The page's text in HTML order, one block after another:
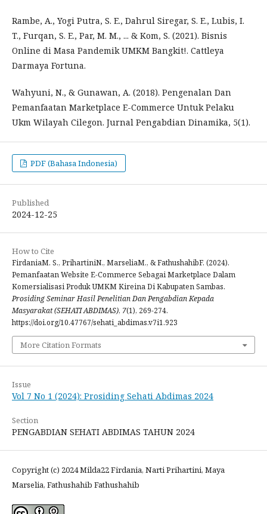
Rambe, A., Yogi Putra, S. E., Dahrul Siregar, S. E., Lubis, I.
T., Furqan, S. E., Par, M. M., ... & Kom, S. (2021). Bisnis
Online di Masa Pandemik UMKM Bangkit!. Cattleya
Darmaya Fortuna.
Wahyuni, N., & Gunawan, A. (2018). Pengenalan Dan
Pemanfaatan Marketplace E-Commerce Untuk Pelaku
Ukm Wilayah Cilegon. Jurnal Pengabdian Dinamika, 5(1).
PDF (Bahasa Indonesia)
Published
2024-12-25
How to Cite
FirdaniaM. S., PrihartiniN., MarseliaM., & FathushahibF. (2024).
Pemanfaatan Website E-Commerce Sebagai Marketplace Dalam
Komersialisasi Produk UMKM Kireina Di Kabupaten Sambas.
Prosiding Seminar Hasil Penelitian Dan Pengabdian Kepada
Masyarakat (SEHATI ABDIMAS), 7(1), 269-274.
https://doi.org/10.47767/sehati_abdimas.v7i1.923
More Citation Formats
Issue
Vol 7 No 1 (2024): Prosiding Sehati Abdimas 2024
Section
PENGABDIAN SEHATI ABDIMAS TAHUN 2024
Copyright (c) 2024 Milda22 Firdania, Narti Prihartini, Maya
Marselia, Fathushahib Fathushahib